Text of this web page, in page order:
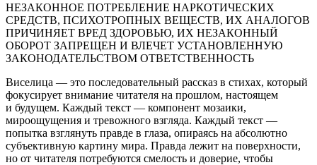
НЕЗАКОННОЕ ПОТРЕБЛЕНИЕ НАРКОТИЧЕСКИХ
СРЕДСТВ, ПСИХОТРОПНЫХ ВЕЩЕСТВ, ИХ АНАЛОГОВ
ПРИЧИНЯЕТ ВРЕД ЗДОРОВЬЮ, ИХ НЕЗАКОННЫЙ
ОБОРОТ ЗАПРЕЩЕН И ВЛЕЧЕТ УСТАНОВЛЕННУЮ
ЗАКОНОДАТЕЛЬСТВОМ ОТВЕТСТВЕННОСТЬ
Виселица — это последовательный рассказ в стихах, который
фокусирует внимание читателя на прошлом, настоящем
и будущем. Каждый текст — компонент мозаики,
мироощущения и тревожного взгляда. Каждый текст —
попытка взглянуть правде в глаза, опираясь на абсолютно
субъективную картину мира. Правда лежит на поверхности,
но от читателя потребуются смелость и доверие, чтобы